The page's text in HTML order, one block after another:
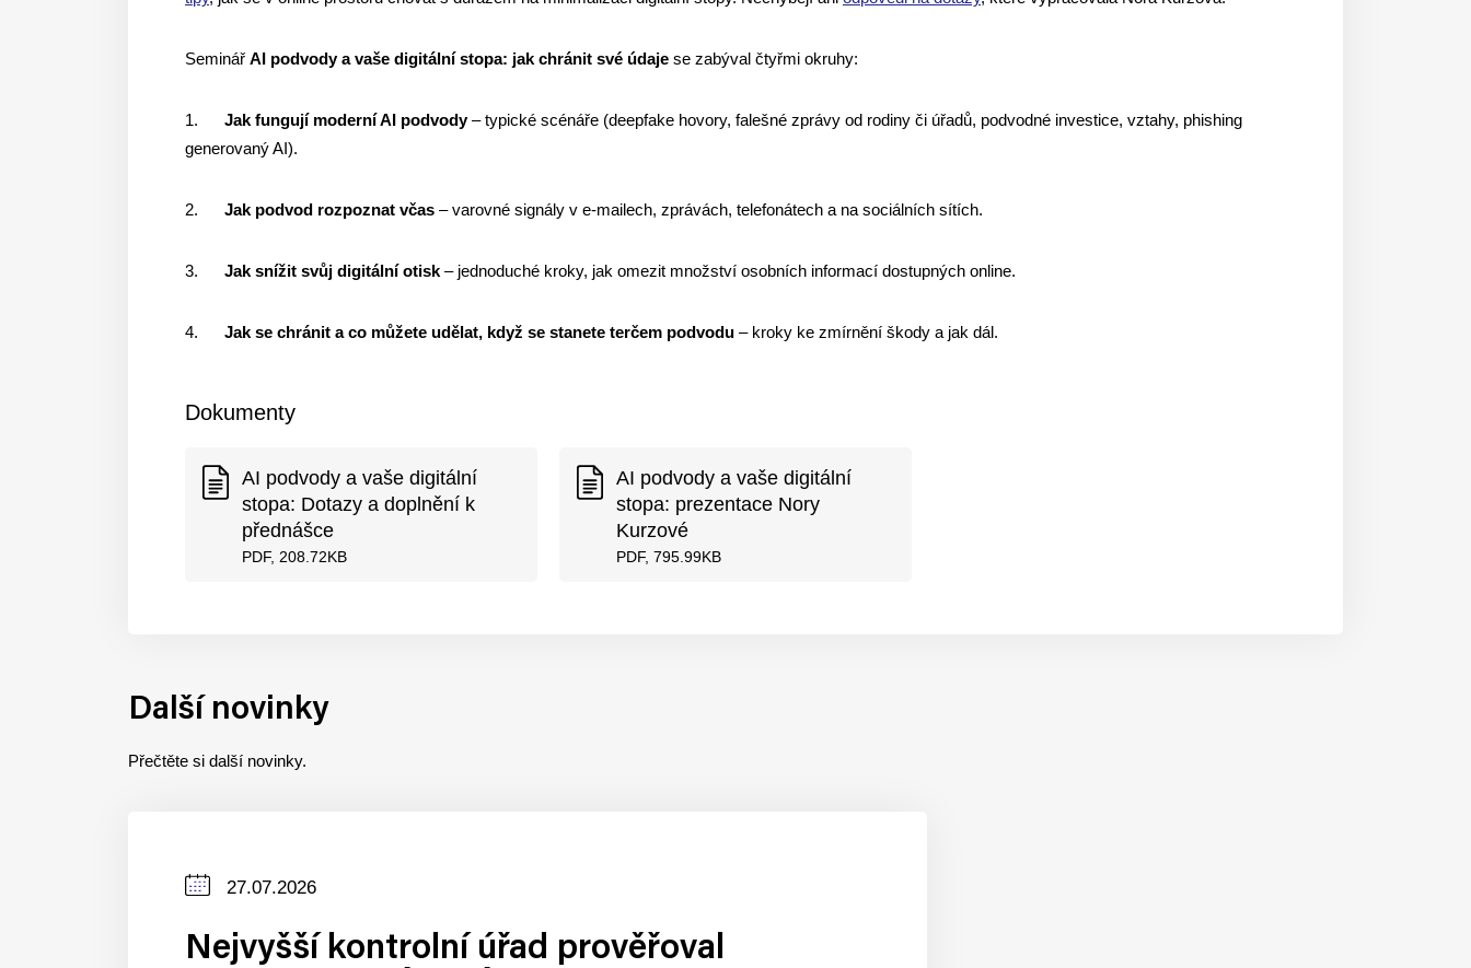
Seminář AI podvody a vaše digitální stopa: jak chránit své údaje se zabýval čtyřmi okruhy:
1. Jak fungují moderní AI podvody– typické scénáře (deepfake hovory, falešné zprávy od rodiny či úřadů, podvodné investice, vztahy, phishing
generovaný AI).
2. Jak podvod rozpoznat včas – varovné signály v e-mailech, zprávách, telefonátech a na sociálních sítích.
3. Jak snížit svůj digitální otisk – jednoduché kroky, jak omezit množství osobních informací dostupných online.
4. Jak se chránit a co můžete udělat, když se stanete terčem podvodu – kroky ke zmírnění škody a jak dál.
Dokumenty
AI podvody a vaše digitální
stopa: Dotazy a doplnění k
přednášce
PDF, 208.72KB
AI podvody a vaše digitální
stopa: prezentace Nory
Kurzové
PDF, 795.99KB
Další novinky
Přečtěte si další novinky.
Datum
27.07.2026
Nejvyšší kontrolní úřad prověřoval